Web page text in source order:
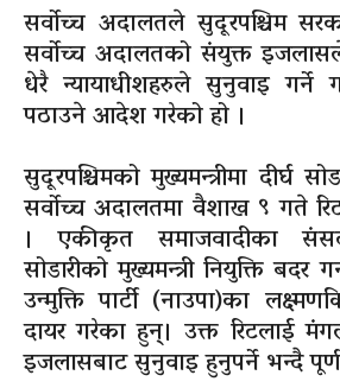
सर्वोच्च अदालतले सुदूरपश्चिम
सर्वोच्च अदालतको संयुक्त
धेरै न्यायाधीशहरुले सुनुवाइ गर्ने
पठाउने आदेश गरेको हो ।
सुदूरपश्चिमको मुख्यमन्त्रीमा दीर्घ
सर्वोच्च अदालतमा वैशाख ९ गते
। एकीकृत समाजवादीका
सोडारीको मुख्यमन्त्री नियुक्ति बदर
उन्मुक्ति पार्टी (नाउपा)का
दायर गरेका हुन्। उक्त रिटलाई
इजलासबाट सुनुवाइ हुनुपर्ने भन्दै